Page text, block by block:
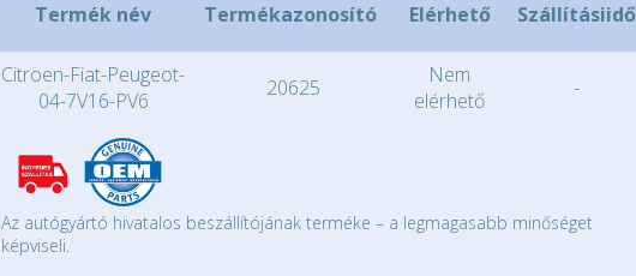
Termék név Termékazonosító Elérhető Szállításiidő
Citroen-Fiat-Peugeot-
04-7V16-PV6
20625
Nem
elérhető
-
Az autógyártó hivatalos beszállítójának terméke – a legmagasabb minőséget
képviseli.